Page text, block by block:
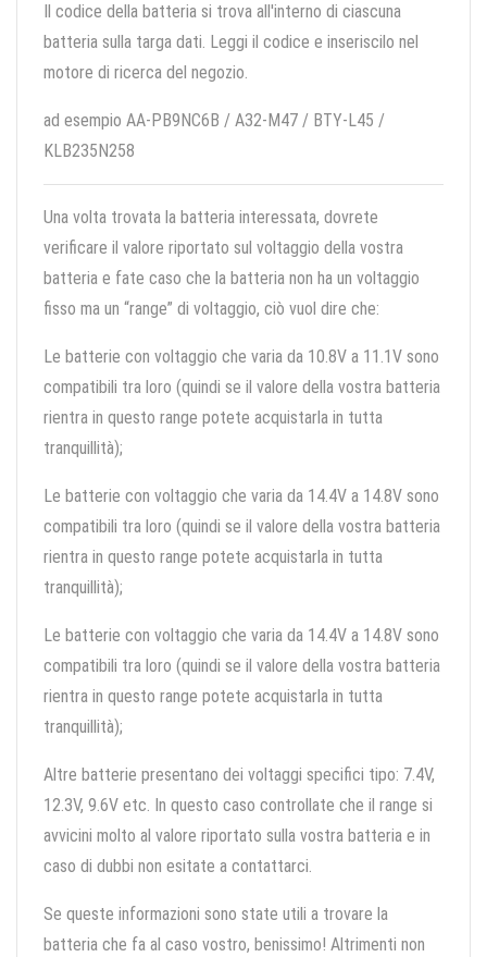
Il codice della batteria si trova all'interno di ciascuna
batteria sulla targa dati. Leggi il codice e inseriscilo nel
motore di ricerca del negozio.
ad esempio AA-PB9NC6B / A32-M47 / BTY-L45 /
KLB235N258
Una volta trovata la batteria interessata, dovrete
verificare il valore riportato sul voltaggio della vostra
batteria e fate caso che la batteria non ha un voltaggio
fisso ma un “range” di voltaggio, ciò vuol dire che:
Le batterie con voltaggio che varia da 10.8V a 11.1V sono
compatibili tra loro (quindi se il valore della vostra batteria
rientra in questo range potete acquistarla in tutta
tranquillità);
Le batterie con voltaggio che varia da 14.4V a 14.8V sono
compatibili tra loro (quindi se il valore della vostra batteria
rientra in questo range potete acquistarla in tutta
tranquillità);
Le batterie con voltaggio che varia da 14.4V a 14.8V sono
compatibili tra loro (quindi se il valore della vostra batteria
rientra in questo range potete acquistarla in tutta
tranquillità);
Altre batterie presentano dei voltaggi specifici tipo: 7.4V,
12.3V, 9.6V etc. In questo caso controllate che il range si
avvicini molto al valore riportato sulla vostra batteria e in
caso di dubbi non esitate a contattarci.
Se queste informazioni sono state utili a trovare la
batteria che fa al caso vostro, benissimo! Altrimenti non